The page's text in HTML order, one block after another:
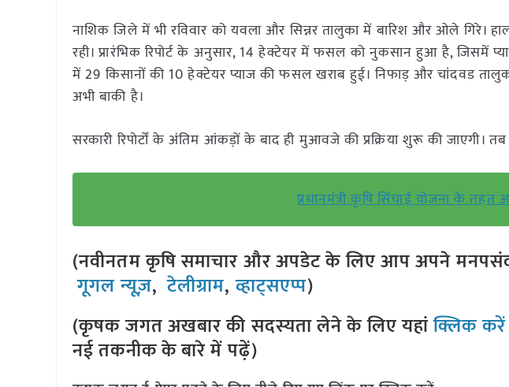
नाशिक जिले में भी रविवार को यवला और सिन्नर तालुका में बारिश और ओले गिरे।
रही। प्रारंभिक रिपोर्ट के अनुसार, 14 हेक्टेयर में फसल को नुकसान हुआ है, जिसमें
में 29 किसानों की 10 हेक्टेयर प्याज की फसल खराब हुई। निफाड़ और चांदवड
अभी बाकी है।
सरकारी रिपोर्टों के अंतिम आंकड़ों के बाद ही मुआवजे की प्रक्रिया शुरू की जाएगी।
प्रधानमंत्री कृषि सिंचाई योजना के
(नवीनतम कृषि समाचार और अपडेट के लिए आप अपने
गूगल न्यूज़,टेलीग्राम,व्हाट्सएप्प)
(कृषक जगत अखबार की सदस्यता लेने के लिए यहांक्लिक करें
नई तकनीक के बारे में पढ़ें)